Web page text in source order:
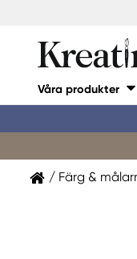
Våra produkter
Färg &